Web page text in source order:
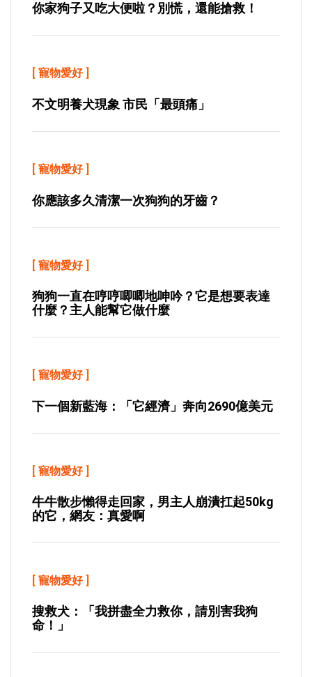
你家狗子又吃大便啦？別慌，還能搶救！
[ 寵物愛好]
不文明養犬現象 市民「最頭痛」
[ 寵物愛好]
你應該多久清潔一次狗狗的牙齒？
[ 寵物愛好]
狗狗一直在哼哼唧唧地呻吟？它是想要表達
什麼？主人能幫它做什麼
[ 寵物愛好]
下一個新藍海：「它經濟」奔向2690億美元
[ 寵物愛好]
牛牛散步懶得走回家，男主人崩潰扛起50kg
的它，網友：真愛啊
[ 寵物愛好]
搜救犬：「我拼盡全力救你，請別害我狗
命！」